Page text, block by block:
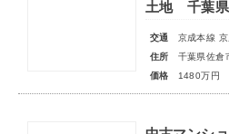
土地 千葉県
交通
京成本線
住所
千葉県佐倉
価格
1480万円